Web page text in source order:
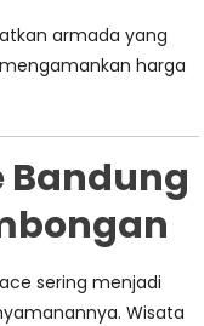
armada yang
harga
Bandung
sering menjadi
Wisata